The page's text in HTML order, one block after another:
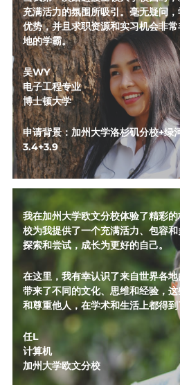
充满活力的氛围所吸引。毫无疑问
优势，并且求职资源和实习机会非
地的学霸。
吴WY
电子工程专业
博士顿大学
申请背景：加州大学洛杉矶分校+绿
3.4+3.9
我在加州大学欧文分校体验了精彩
校为我提供了一个充满活力、包容
探索和尝试，成长为更好的自己。
在这里，我有幸认识了来自世界各
带来了不同的文化、思维和经验，
和尊重他人，在学术和生活上都得
任L
计算机
加州大学欧文分校